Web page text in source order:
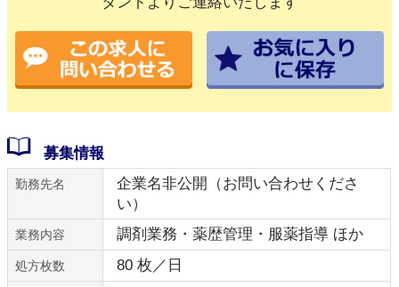
募集情報
勤務先名
企業名非公開（お問い合わせくださ
い）
業務内容 調剤業務・薬歴管理・服薬指導 ほか
処方枚数 80 枚／日